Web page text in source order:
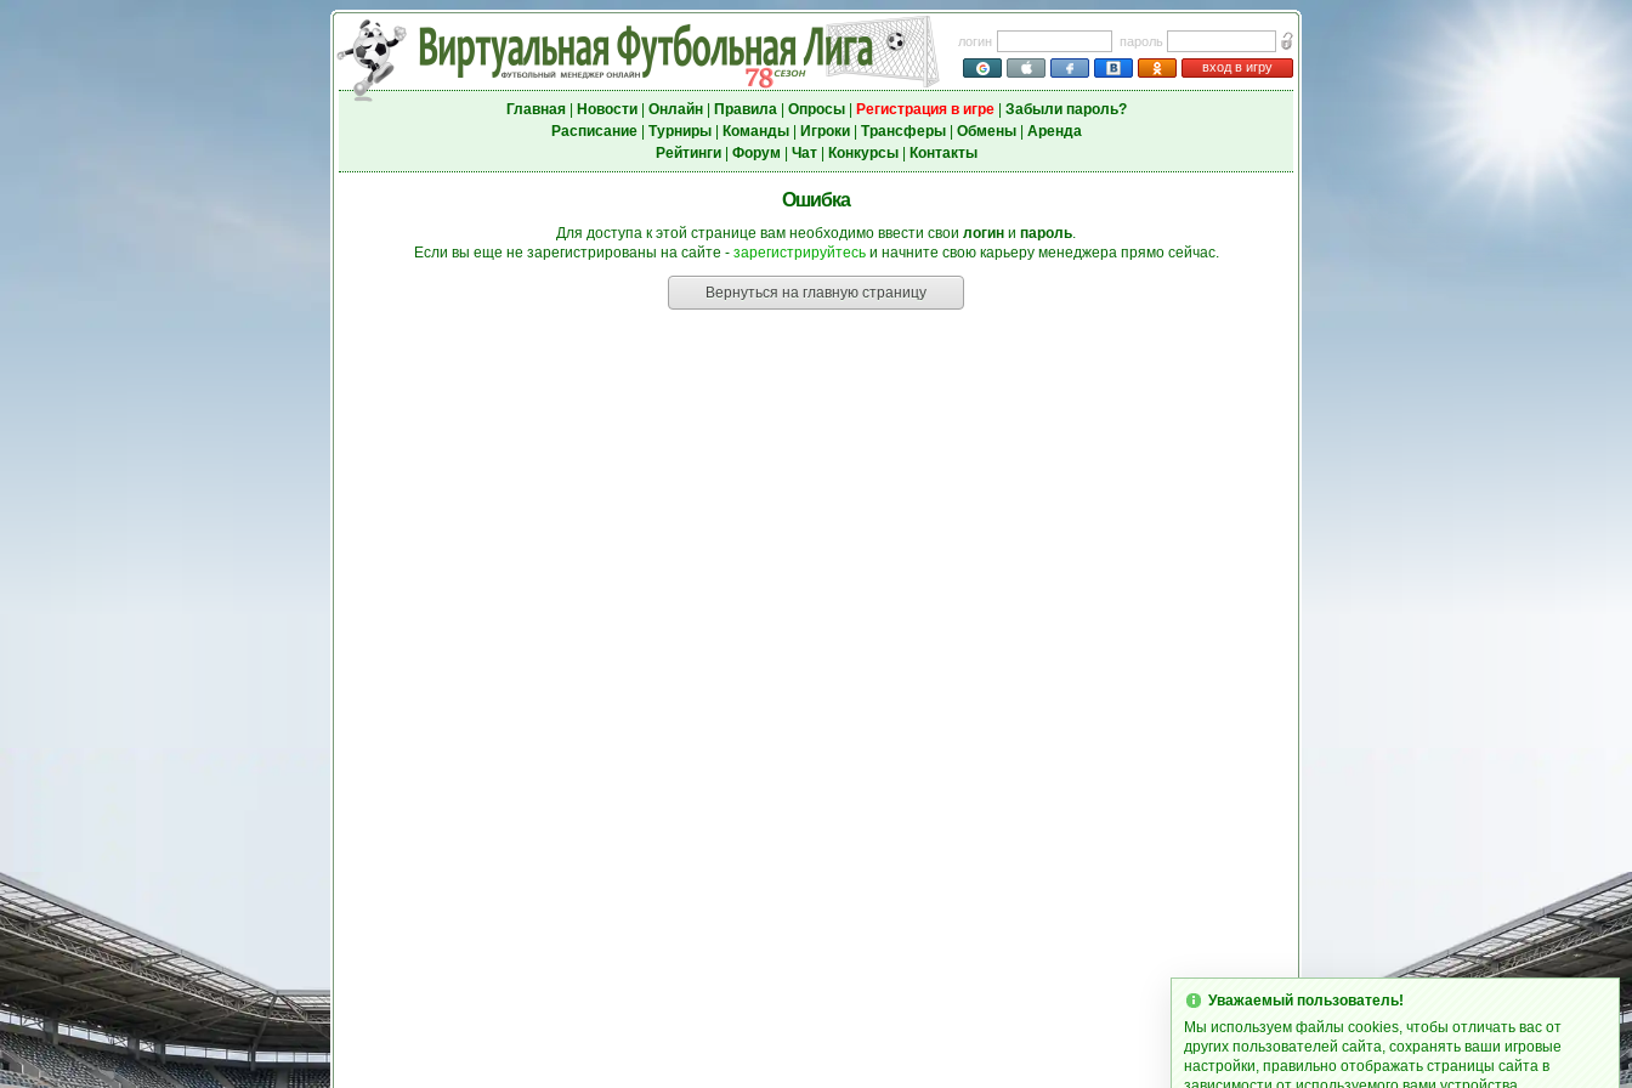
логин
пароль
вход в игру
Главная| Новости| Онлайн| Правила| Опросы| Регистрация в игре| Забыли пароль?
Расписание| Турниры| Команды| Игроки| Трансферы| Обмены| Аренда
Рейтинги| Форум Чат| Конкурсы| Контакты
Ошибка
Для доступа к этой странице вам необходимо ввести свои логин и пароль.
Если вы еще не зарегистрированы на сайте - зарегистрируйтесьи начните свою карьеру менеджера прямо сейчас.
Вернуться на главную страницу
Уважаемый пользователь!
Мы используем файлы cookies, чтобы отличать вас от
других пользователей сайта, сохранять ваши игровые
настройки, правильно отображать страницы сайта в